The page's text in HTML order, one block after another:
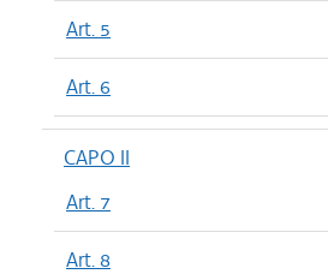
Art. 5
Art. 6
CAPO II
Art. 7
Art. 8